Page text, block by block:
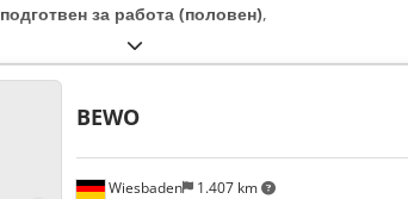
подготвен за работа (половен),
Wiesbaden 1.407 km
BEWO